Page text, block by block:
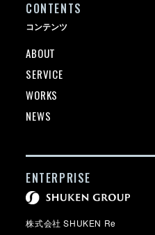
CONTENTS
コンテンツ
ABOUT
SERVICE
WORKS
NEWS
ENTERPRISE
株式会社 SHUKEN Re